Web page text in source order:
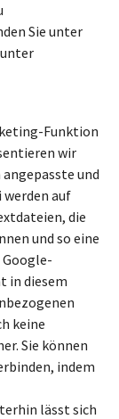
Sie unter
Funktion
wir
und
werden auf
die
und so eine
in diesem
keine
Sie können
indem
lässt sich